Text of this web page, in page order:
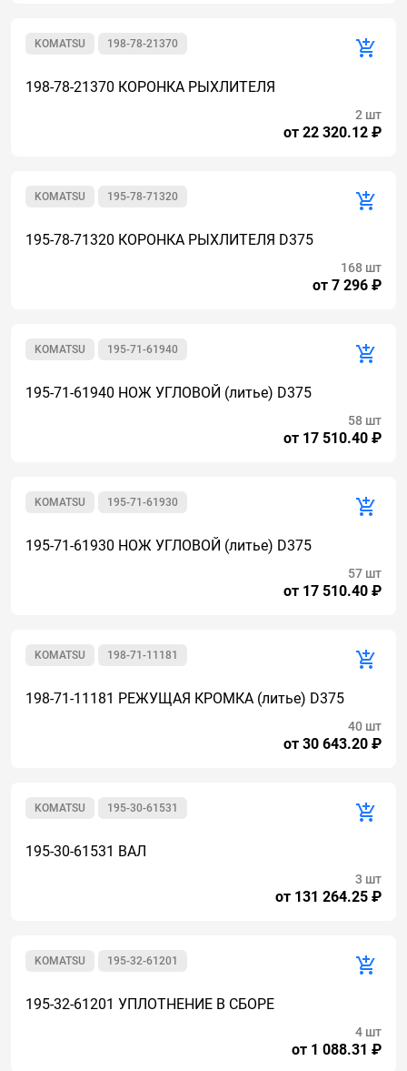
198-78-21370
KOMATSU
198-78-21370 КОРОНКА РЫХЛИТЕЛЯ
от 22 320.12 ₽
2 шт
195-78-71320
KOMATSU
195-78-71320 КОРОНКА РЫХЛИТЕЛЯ D375
от 7 296 ₽
168 шт
195-71-61940
KOMATSU
195-71-61940 НОЖ УГЛОВОЙ (литье) D375
от 17 510.40 ₽
58 шт
195-71-61930
KOMATSU
195-71-61930 НОЖ УГЛОВОЙ (литье) D375
от 17 510.40 ₽
57 шт
198-71-11181
KOMATSU
198-71-11181 РЕЖУЩАЯ КРОМКА (литье) D375
от 30 643.20 ₽
40 шт
195-30-61531
KOMATSU
195-30-61531 ВАЛ
от 131 264.25 ₽
3 шт
195-32-61201
KOMATSU
195-32-61201 УПЛОТНЕНИЕ В СБОРЕ
от 1 088.31 ₽
4 шт